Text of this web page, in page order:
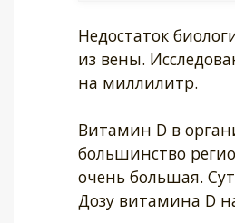
Недостаток
из вены.
на миллилитр.
Витамин D в
большинство
очень большая.
Дозу витамина D